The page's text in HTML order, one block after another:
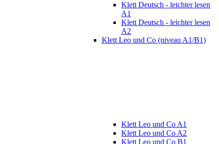
Klett Deutsch - leichter lesen
A1
Klett Deutsch - leichter lesen
A2
Klett Leo und Co (niveau A1/B1)
Klett Leo und Co A1
Klett Leo und Co A2
Klett Leo und Co B1